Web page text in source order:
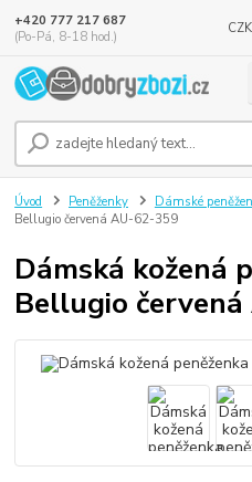
+420 777 217 687
(Po-Pá, 8-18 hod.)
Úvod Peněženky Dámské
Bellugio červená AU-62-359
Dámská kožená
Bellugio